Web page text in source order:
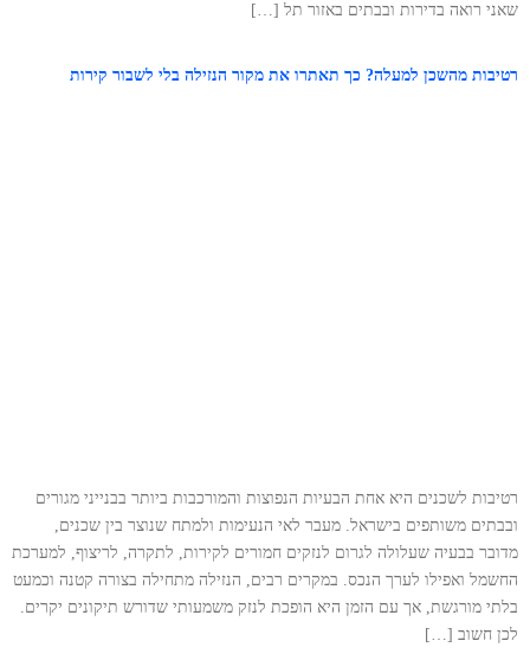
שאני רואה בדירות ובבתים באזור תל […]
רטיבות מהשכן למעלה? כך תאתרו את מקור הנזילה בלי לשבור קירות
רטיבות לשכנים היא אחת הבעיות הנפוצות והמורכבות ביותר בבנייני מגורים
ובבתים משותפים בישראל. מעבר לאי הנעימות ולמתח שנוצר בין שכנים,
מדובר בבעיה שעלולה לגרום לנזקים חמורים לקירות, לתקרה, לריצוף, למערכת
החשמל ואפילו לערך הנכס. במקרים רבים, הנזילה מתחילה בצורה קטנה וכמעט
בלתי מורגשת, אך עם הזמן היא הופכת לנזק משמעותי שדורש תיקונים יקרים.
לכן חשוב […]